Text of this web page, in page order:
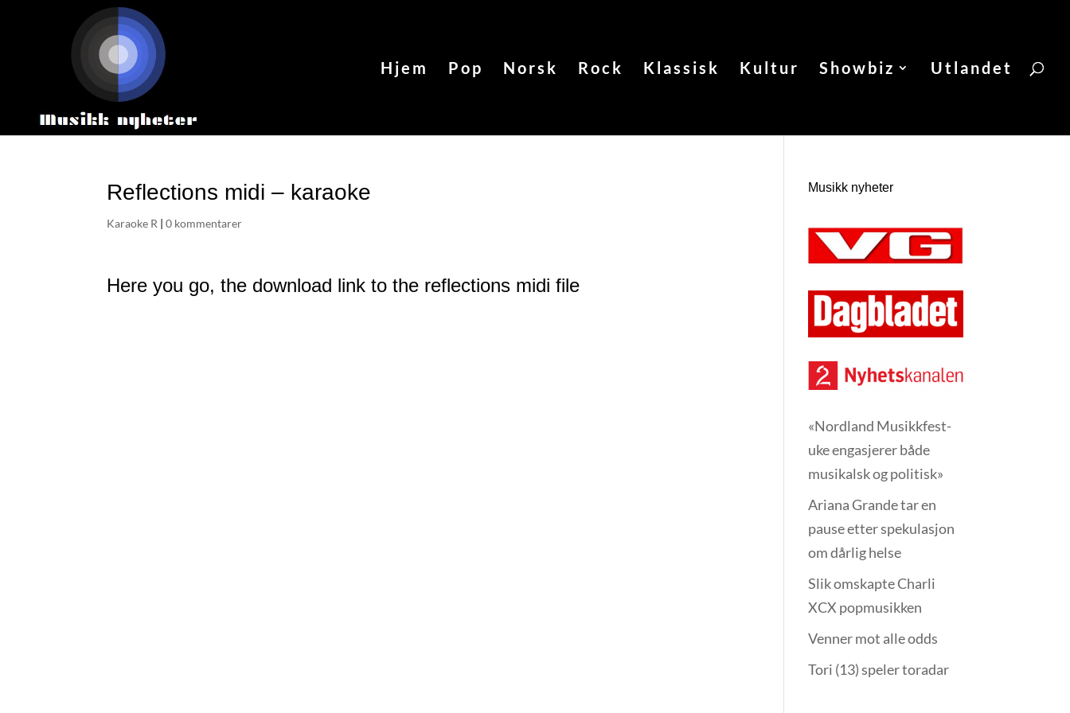
Hjem Pop Norsk Rock Klassisk Kultur Showbiz Utlandet
Reflections midi – karaoke
Karaoke R |0 kommentarer
Here you go, the download link to the reflections midi file
Musikk nyheter
«Nordland Musikkfest­
uke engasjerer både
musikalsk og politisk»
Ariana Grande tar en
pause etter spekulasjon
om dårlig helse
Slik omskapte Charli
XCX popmusikken
Venner mot alle odds
Tori (13) speler toradar